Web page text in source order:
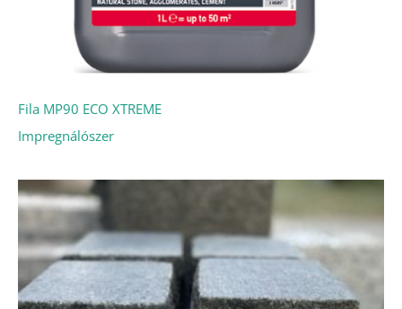
Fila MP90 ECO XTREME
Impregnálószer